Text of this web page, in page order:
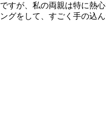
が、私の両親は特に
をして、すごく手の込